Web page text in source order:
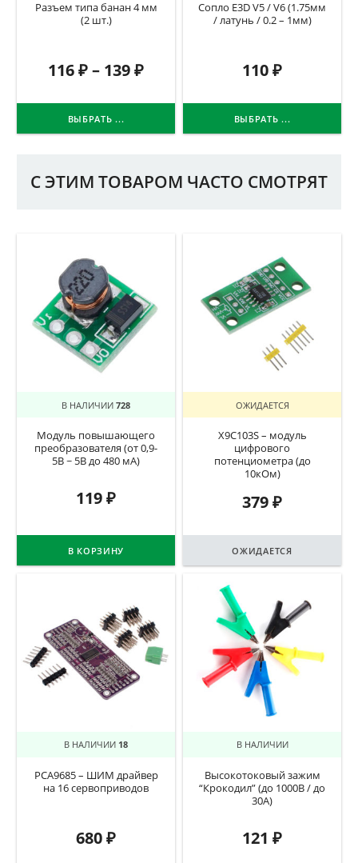
Разъем типа банан 4 мм
(2 шт.)
116₽– 139₽
ВЫБРАТЬ ...
Сопло E3D V5 / V6 (1.75мм
/ латунь / 0.2 – 1мм)
110₽
ВЫБРАТЬ ...
С ЭТИМ ТОВАРОМ ЧАСТО СМОТРЯТ
В НАЛИЧИИ 728
Модуль повышающего
преобразователя (от 0,9-
5В ~ 5В до 480 мА)
119₽
В КОРЗИНУ
ОЖИДАЕТСЯ
X9C103S – модуль
цифрового
потенциометра (до
10кОм)
379₽
ОЖИДАЕТСЯ
В НАЛИЧИИ 18
PCA9685 – ШИМ драйвер
на 16 сервоприводов
680₽
В НАЛИЧИИ
Высокотоковый зажим
“Крокодил” (до 1000В / до
30А)
121 ₽